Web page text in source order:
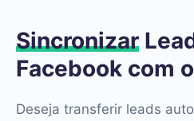
Sincronizar
Facebook com
Deseja transferir leads